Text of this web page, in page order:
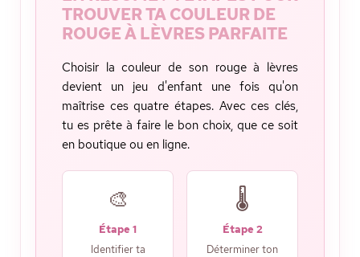
TROUVER TA COULEUR DE
ROUGE À LÈVRES PARFAITE
Choisir la couleur de son rouge à lèvres
devient un jeu d'enfant une fois qu'on
maîtrise ces quatre étapes. Avec ces clés,
tu es prête à faire le bon choix, que ce soit
en boutique ou en ligne.
🎨
Étape 1
Identifier ta
🌡️
Étape 2
Déterminer ton